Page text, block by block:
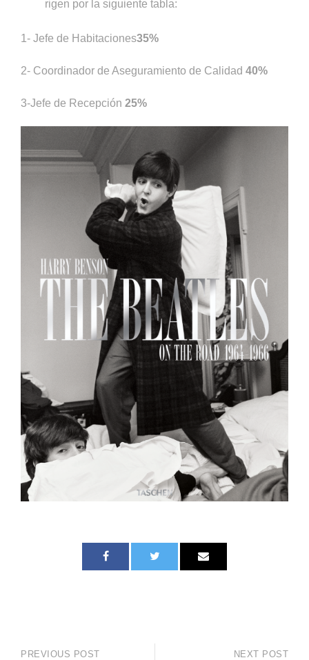
rigen por la siguiente tabla:
1- Jefe de Habitaciones35%
2- Coordinador de Aseguramiento de Calidad 40%
3-Jefe de Recepción 25%
PREVIOUS POST NEXT POST